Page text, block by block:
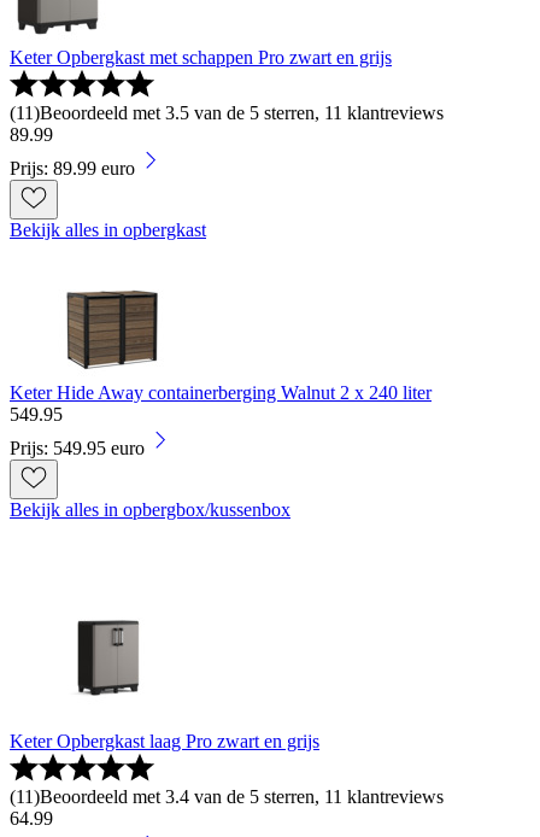
Keter Opbergkast met schappen Pro zwart en grijs
(11)Beoordeeld met 3.5 van de 5 sterren, 11 klantreviews
89.99
Prijs: 89.99 euro
Bekijk alles in opbergkast
Keter Hide Away containerberging Walnut 2 x 240 liter
549.95
Prijs: 549.95 euro
Bekijk alles in opbergbox/kussenbox
Keter Opbergkast laag Pro zwart en grijs
(11)Beoordeeld met 3.4 van de 5 sterren, 11 klantreviews
64.99